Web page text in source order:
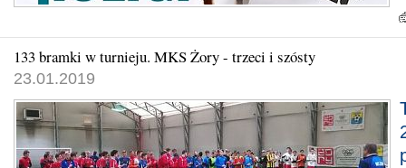
133 bramki w turnieju. MKS Żory - trzeci i szósty
23.01.2019